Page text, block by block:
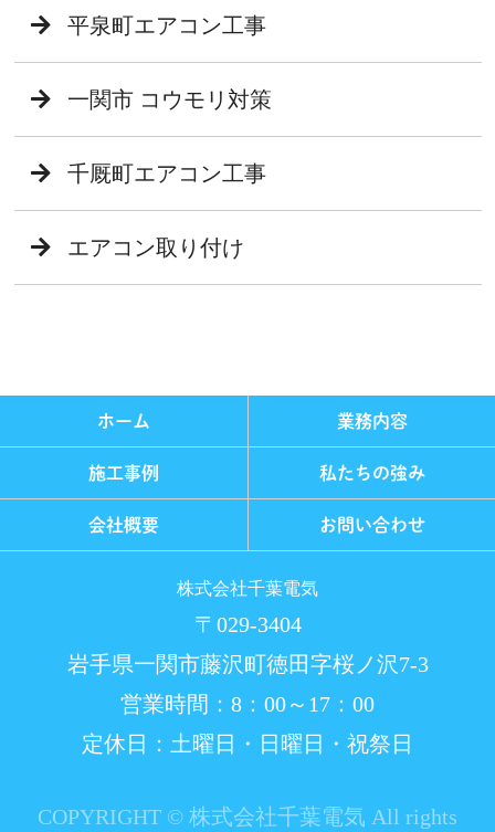
平泉町エアコン工事
一関市 コウモリ対策
千厩町エアコン工事
エアコン取り付け
ホーム 業務内容
施工事例 私たちの強み
会社概要 お問い合わせ
株式会社千葉電気
〒029-3404
岩手県一関市藤沢町徳田字桜ノ沢7-3
営業時間：8：00～17：00
定休日：土曜日・日曜日・祝祭日
COPYRIGHT © 株式会社千葉電気 All rights